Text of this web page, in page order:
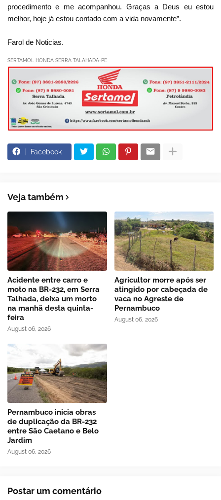
procedimento e me acompanhou. Graças a Deus eu estou
melhor, hoje já estou contado com a vida novamente”.
Farol de Noticias.
SERTAMOL HONDA SERRA TALAHADA-PE
Facebook
Veja também
Acidente entre carro e
moto na BR-232, em Serra
Talhada, deixa um morto
na manhã desta quinta-
feira
August 06, 2026
Agricultor morre após ser
atingido por cabeçada de
vaca no Agreste de
Pernambuco
August 06, 2026
Pernambuco inicia obras
de duplicação da BR-232
entre São Caetano e Belo
Jardim
August 06, 2026
Postar um comentário